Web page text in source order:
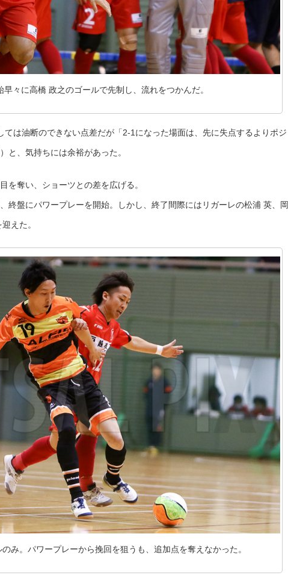
早々に高橋 政之のゴールで先制し、流れをつかんだ。
ては油断のできない点差だが「2-1になった場面は、先に失点するよりポジ
と、気持ちには余裕があった。
を奪い、ショーツとの差を広げる。
終盤にパワープレーを開始。しかし、終了間際にはリガーレの松浦 英、岡
えた。
み。パワープレーから挽回を狙うも、追加点を奪えなかった。